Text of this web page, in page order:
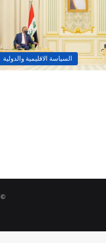
السياسة الاقليمية والدولية
© Copyright 2026, All Rights Reserved |